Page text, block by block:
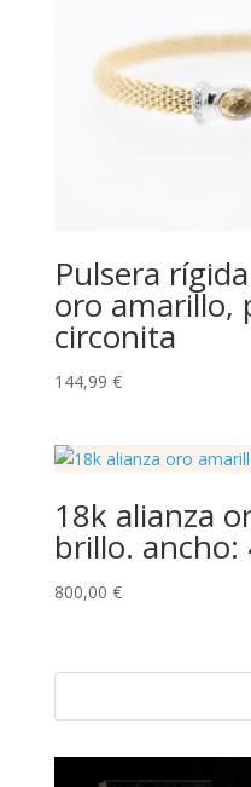
Pulsera
oro amarillo,
circonita
144,99 €
18k alianza
brillo. ancho:
800,00 €